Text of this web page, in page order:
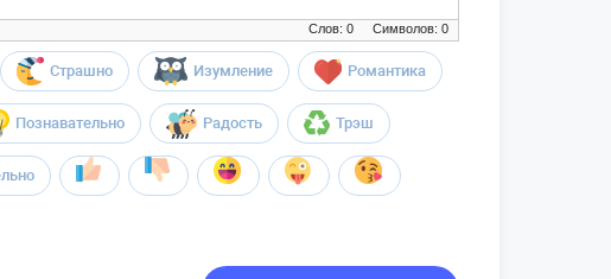
Символов: 0
Слов: 0
Страшно Изумление Романтика
Познавательно Радость Трэш